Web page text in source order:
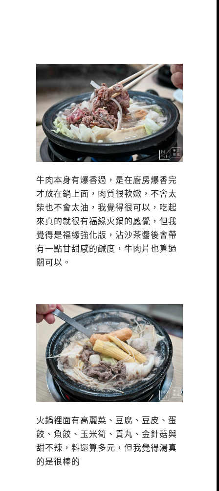
牛肉本身有爆香過，是在廚房爆香完
才放在鍋上面，肉質很軟嫩，不會太
柴也不會太油，我覺得很可以，吃起
來真的就很有福緣火鍋的感覺，但我
覺得是福緣強化版，沾沙茶醬後會帶
有一點甘甜感的鹹度，牛肉片也算過
關可以。
火鍋裡面有高麗菜、豆腐、豆皮、蛋
餃、魚餃、玉米筍、貢丸、金針菇與
甜不辣，料還算多元，但我覺得湯真
的是很棒的